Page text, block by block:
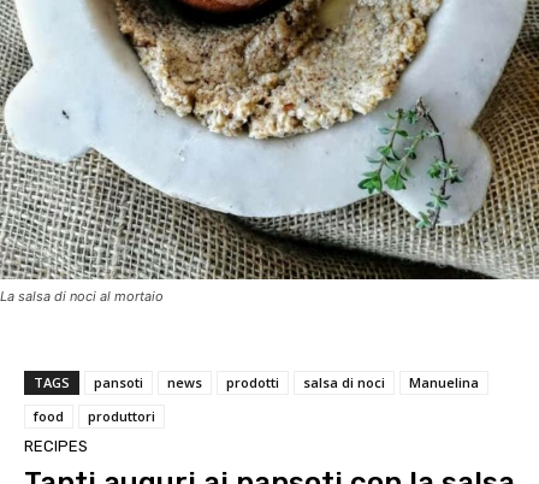
La salsa di noci al mortaio
TAGS pansoti news prodotti salsa di noci
Manuelina
food
produttori
RECIPES